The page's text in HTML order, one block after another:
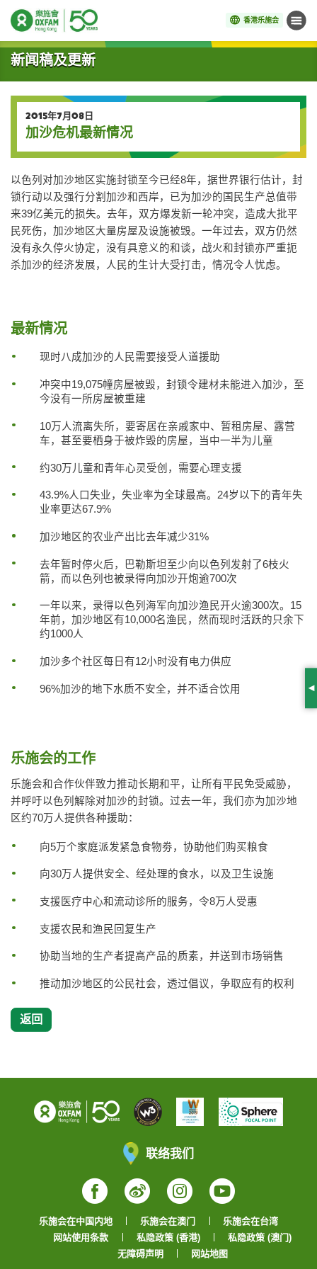
香港乐施会 菜单
开始主要内容
新闻稿及更新
2015年7月08日
加沙危机最新情况
以色列对加沙地区实施封锁至今已经8年，据世界银行估计，封
锁行动以及强行分割加沙和西岸，已为加沙的国民生产总值带
来39亿美元的损失。去年，双方爆发新一轮冲突，造成大批平
民死伤，加沙地区大量房屋及设施被毁。一年过去，双方仍然
没有永久停火协定，没有具意义的和谈，战火和封锁亦严重扼
杀加沙的经济发展，人民的生计大受打击，情况令人忧虑。
最新情况
现时八成加沙的人民需要接受人道援助
冲突中19,075幢房屋被毁，封锁令建材未能进入加沙，至
今没有一所房屋被重建
10万人流离失所，要寄居在亲戚家中、暂租房屋、露营
车，甚至要栖身于被炸毁的房屋，当中一半为儿童
约30万儿童和青年心灵受创，需要心理支援
43.9%人口失业，失业率为全球最高。24岁以下的青年失
业率更达67.9%
加沙地区的农业产出比去年减少31%
去年暂时停火后，巴勒斯坦至少向以色列发射了6枝火
箭，而以色列也被录得向加沙开炮逾700次
一年以来，录得以色列海军向加沙渔民开火逾300次。15
年前，加沙地区有10,000名渔民，然而现时活跃的只余下
约1000人
加沙多个社区每日有12小时没有电力供应
96%加沙的地下水质不安全，并不适合饮用
乐施会的工作
乐施会和合作伙伴致力推动长期和平，让所有平民免受威胁，
并呼吁以色列解除对加沙的封锁。过去一年，我们亦为加沙地
区约70万人提供各种援助：
向5万个家庭派发紧急食物劵，协助他们购买粮食
向30万人提供安全、经处理的食水，以及卫生设施
支援医疗中心和流动诊所的服务，令8万人受惠
支援农民和渔民回复生产
协助当地的生产者提高产品的质素，并送到市场销售
推动加沙地区的公民社会，透过倡议，争取应有的权利
返回
联络我们
Facebook
WeiboInstagram
YouTube
乐施会在中国内地 乐施会在澳门
乐施会在台湾
网站使用条款
私隐政策 (香港)
私隐政策 (澳门)
无障碍声明
网站地图